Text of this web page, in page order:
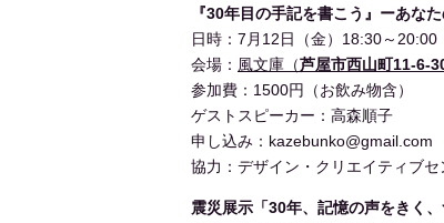
『30年目の手記を書こう』ーあな
日時：7月12日（金）18:30～20:00
会場： 風文庫（芦屋市西山町11-6-
参加費：1500円（お飲み物含）
ゲストスピーカー：高森順子
申し込み：kazebunko@gmail.com
協力：デザイン・クリエイティブセ
震災展示「30年、記憶の声をきく、